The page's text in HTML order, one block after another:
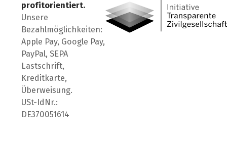
profitorientiert.
Unsere
Bezahlmöglichkeiten:
Apple Pay, Google Pay,
PayPal, SEPA
Lastschrift,
Kreditkarte,
Überweisung.
USt-IdNr.:
DE370051614